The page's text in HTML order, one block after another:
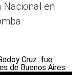
Nacional en